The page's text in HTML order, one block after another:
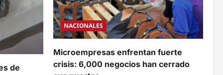
de
NACIONALES
Microempresas enfrentan fuerte
crisis: 6,000 negocios han cerrado